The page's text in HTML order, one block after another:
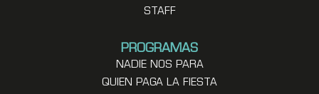
STAFF
PROGRAMAS
NADIE NOS PARA
QUIEN PAGA LA FIESTA